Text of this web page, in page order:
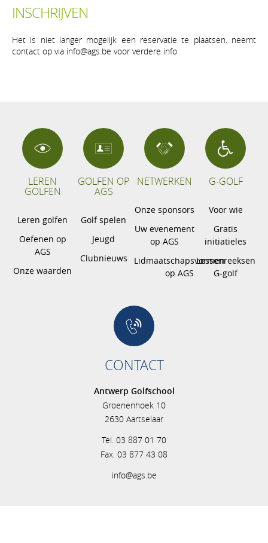
INSCHRIJVEN
Het is niet langer mogelijk een reservatie te plaatsen. neemt
contact op via info@ags.be voor verdere info
LEREN
GOLFEN
Leren golfen
Oefenen op
AGS
Onze waarden
GOLFEN OP
AGS
Golf spelen
Jeugd
Clubnieuws
NETWERKEN
Onze sponsors
Uw evenement
op AGS
Lidmaatschapsvormen
op AGS
G-GOLF
Voor wie
Gratis
initiatieles
Lessenreeksen
G-golf
CONTACT
Antwerp Golfschool
Groenenhoek 10
2630 Aartselaar
Tel. 03 887 01 70
Fax. 03 877 43 08
info@ags.be